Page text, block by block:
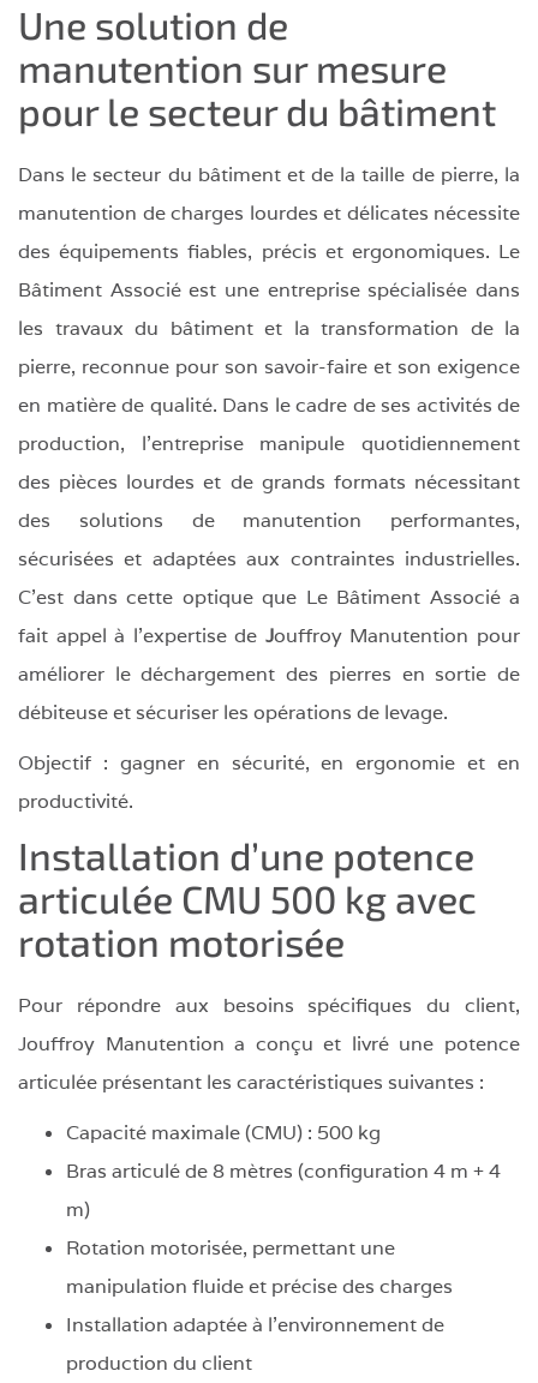
Une solution de
manutention sur mesure
pour le secteur du bâtiment
Dans le secteur du bâtiment et de la taille de pierre, la
manutention de charges lourdes et délicates nécessite
des équipements fiables, précis et ergonomiques. Le
Bâtiment Associé est une entreprise spécialisée dans
les travaux du bâtiment et la transformation de la
pierre, reconnue pour son savoir-faire et son exigence
en matière de qualité. Dans le cadre de ses activités de
production, l’entreprise manipule quotidiennement
des pièces lourdes et de grands formats nécessitant
des solutions de manutention performantes,
sécurisées et adaptées aux contraintes industrielles.
C’est dans cette optique que Le Bâtiment Associé a
fait appel à l’expertise de Jouffroy Manutention pour
améliorer le déchargement des pierres en sortie de
débiteuse et sécuriser les opérations de levage.
Objectif : gagner en sécurité, en ergonomie et en
productivité.
Installation d’une potence
articulée CMU 500 kg avec
rotation motorisée
Pour répondre aux besoins spécifiques du client,
Jouffroy Manutention a conçu et livré une potence
articulée présentant les caractéristiques suivantes :
Capacité maximale (CMU) : 500 kg
Bras articulé de 8 mètres (configuration 4 m + 4
m)
Rotation motorisée, permettant une
manipulation fluide et précise des charges
Installation adaptée à l’environnement de
production du client